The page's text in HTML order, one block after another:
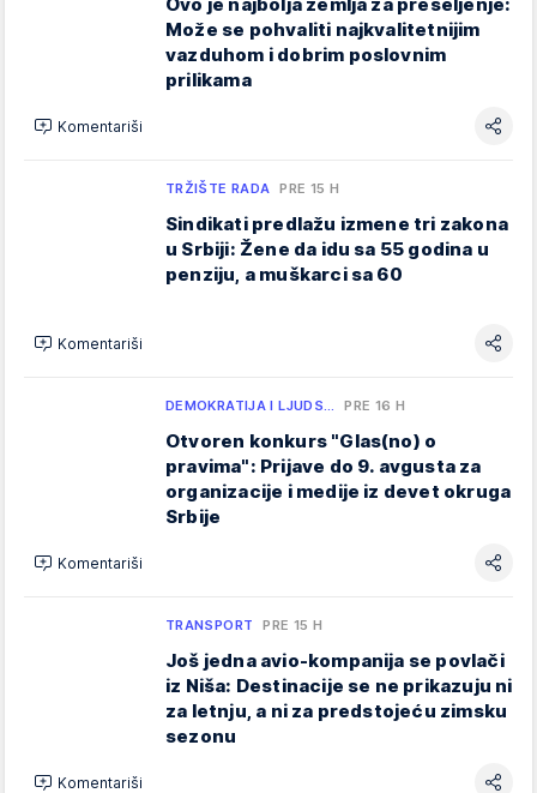
Može se pohvaliti najkvalitetnijim
vazduhom i dobrim poslovnim
prilikama
Komentariši
TRŽIŠTE RADA PRE 15 H
Sindikati predlažu izmene tri zakona
u Srbiji: Žene da idu sa 55 godina u
penziju, a muškarci sa 60
Komentariši
DEMOKRATIJA I LJUDS… PRE 16 H
Otvoren konkurs "Glas(no) o
pravima": Prijave do 9. avgusta za
organizacije i medije iz devet okruga
Srbije
Komentariši
TRANSPORT PRE 15 H
Još jedna avio-kompanija se povlači
iz Niša: Destinacije se ne prikazuju ni
za letnju, a ni za predstojeću zimsku
sezonu
Komentariši